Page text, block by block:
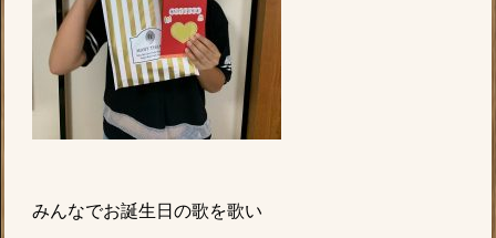
みんなでお誕生日の歌を歌い